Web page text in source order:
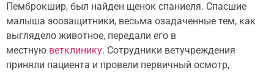
Пемброкшир, был найден щенок спаниеля. Спасшие
малыша зоозащитники, весьма озадаченные тем, как
выглядело животное, передали его в
местную ветклинику. Сотрудники ветучреждения
приняли пациента и провели первичный осмотр,